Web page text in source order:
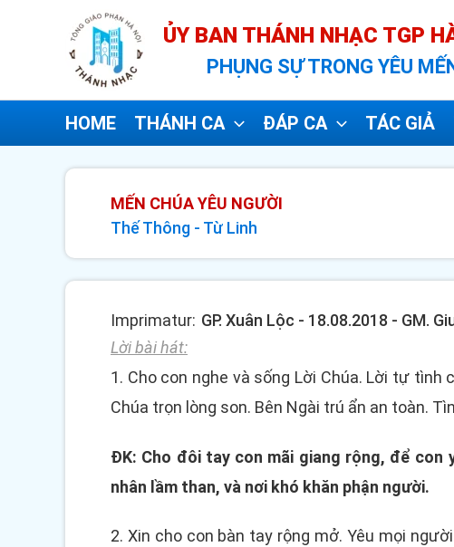
dung
ỦY BAN THÁNH NHẠC TGP
PHỤNG SỰ TRONG YÊU
HOME THÁNH CA ĐÁP CA TÁC GIẢ
MẾN CHÚA YÊU NGƯỜI
Thế Thông - Từ Linh
Imprimatur: GP. Xuân Lộc - 18.08.2018 - GM.
Lời bài hát:
1. Cho con nghe và sống Lời Chúa. Lời tự
Chúa trọn lòng son. Bên Ngài trú ẩn an toàn.
ĐK: Cho đôi tay con mãi giang rộng, để con
nhân lầm than, và nơi khó khăn phận người.
2. Xin cho con bàn tay rộng mở. Yêu mọi